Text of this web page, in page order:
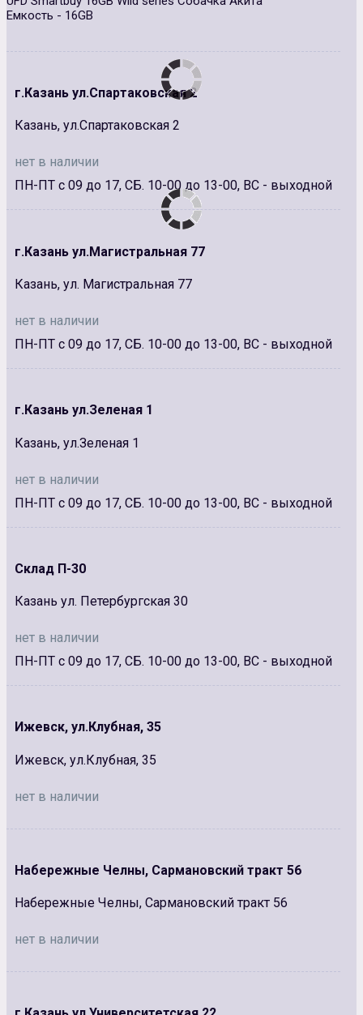
Емкость - 16GB
г.Казань ул.Спартаковская 2
Казань, ул.Спартаковская 2
нет в наличии
ПН-ПТ с 09 до 17, СБ. 10-00 до 13-00, ВС - выходной
г.Казань ул.Магистральная 77
Казань, ул. Магистральная 77
нет в наличии
ПН-ПТ с 09 до 17, СБ. 10-00 до 13-00, ВС - выходной
г.Казань ул.Зеленая 1
Казань, ул.Зеленая 1
нет в наличии
ПН-ПТ с 09 до 17, СБ. 10-00 до 13-00, ВС - выходной
Склад П-30
Казань ул. Петербургская 30
нет в наличии
ПН-ПТ с 09 до 17, СБ. 10-00 до 13-00, ВС - выходной
Ижевск, ул.Клубная, 35
Ижевск, ул.Клубная, 35
нет в наличии
Набережные Челны, Сармановский тракт 56
Набережные Челны, Сармановский тракт 56
нет в наличии